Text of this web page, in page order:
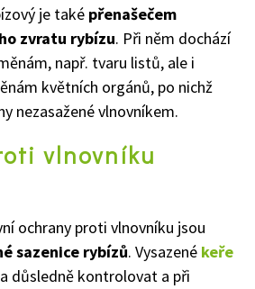
je také přenašečem
zvratu rybízu. Při něm dochází
např. tvaru listů, ale i
květních orgánů, po nichž
nezasažené vlnovníkem.
vlnovníku
ochrany proti vlnovníku jsou
sazenice rybízů. Vysazené keře
a důsledně kontrolovat a při